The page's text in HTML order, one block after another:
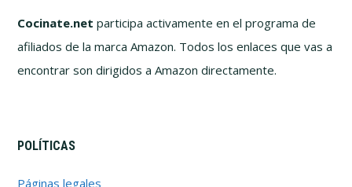
Cocinate.net participa activamente en el programa de
afiliados de la marca Amazon. Todos los enlaces que vas a
encontrar son dirigidos a Amazon directamente.
POLÍTICAS
Páginas legales